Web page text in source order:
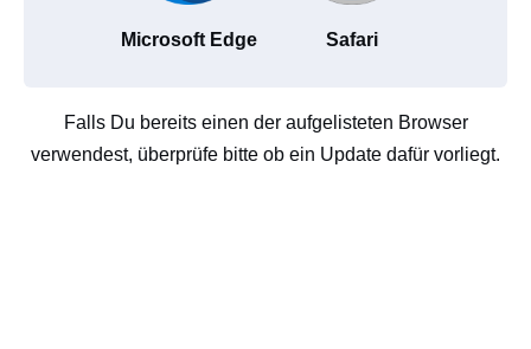
Microsoft Edge Safari
Falls Du bereits einen der aufgelisteten Browser
verwendest, überprüfe bitte ob ein Update dafür vorliegt.